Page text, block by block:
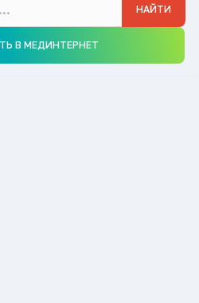
НАЙТИ
В МЕДИНТЕРНЕТ